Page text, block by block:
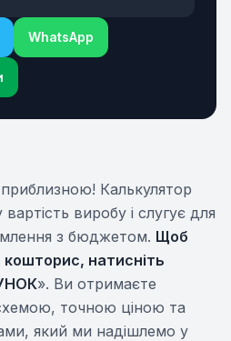
WhatsApp
приблизною! Калькулятор
виробу і слугує для
з бюджетом. Щоб
натисніть
». Ви отримаєте
точною ціною та
який ми надішлемо у